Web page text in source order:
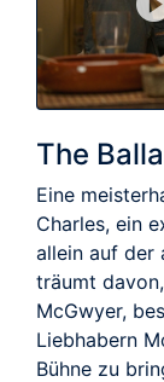
The
Eine
Charles, ein
allein auf der
träumt
McGwyer,
Liebhabern
Bühne zu